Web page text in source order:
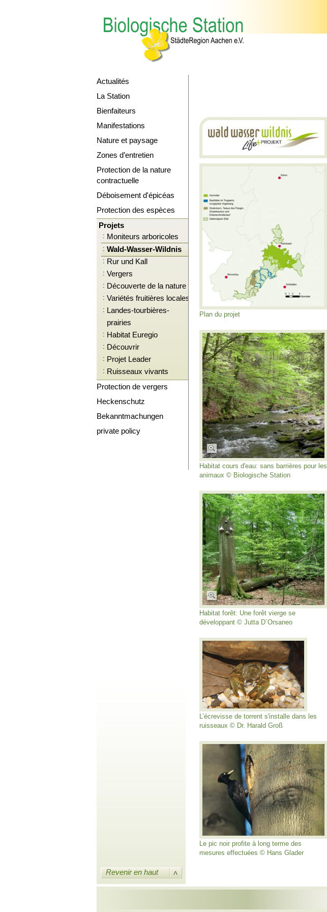
Actualités
La Station
Bienfaiteurs
Manifestations
Nature et paysage
Zones d’entretien
Protection de la nature
contractuelle
Déboisement d'épicéas
Protection des espèces
Projets
: Moniteurs arboricoles
: Wald-Wasser-Wildnis
: Rur und Kall
: Vergers
: Découverte de la nature
: Variétés fruitières locales
: Landes-tourbières-
prairies
: Habitat Euregio
: Découvrir
: Projet Leader
: Ruisseaux vivants
Protection de vergers
Heckenschutz
Bekanntmachungen
private policy
Plan du projet
Habitat cours d'eau: sans barrières pour les
animaux © Biologische Station
Habitat forêt: Une forêt vierge se
développant © Jutta D´Orsaneo
L’écrevisse de torrent s'installe dans les
ruisseaux © Dr. Harald Groß
Le pic noir profite à long terme des
mesures effectuées © Hans Glader
Revenir en haut